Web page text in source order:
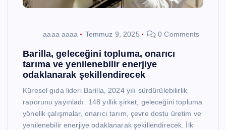
aaaa aaaa Temmuz 9, 2025 0 Comments
Barilla, geleceğini topluma, onarıcı
tarıma ve yenilenebilir enerjiye
odaklanarak şekillendirecek
Küresel gıda lideri Barilla, 2024 yılı sürdürülebilirlik
raporunu yayınladı. 148 yıllık şirket, geleceğini topluma
yönelik çalışmalar, onarıcı tarım, çevre dostu üretim ve
yenilenebilir enerjiye odaklanarak şekillendirecek. İlk